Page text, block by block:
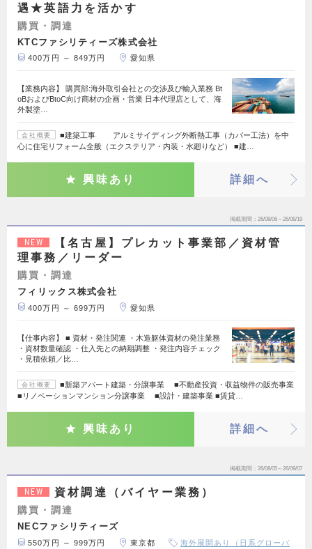
遇★英語力を活かす
購買・調達
KTCファシリティーズ株式会社
400万円 ～ 849万円 愛知県
【業務内容】 購買部:海外取引会社との交渉及び輸入業務 Bt
oBおよびBtoC向け商材の企画・営業 日本代理店として、海
外製塗…
会社概要
■建築工事 アルミサイディング外断熱工事（カバー工法）を中
心に住宅リフォーム全般（エクステリア・内装・水廻りなど） ■建…
興味あり 詳細へ
掲載期間 26/08/06～26/08/19
NEW
【名古屋】プレカット事業部／資材管
理事務／リーダー
購買・調達
フィリックス株式会社
400万円 ～ 699万円 愛知県
【仕事内容】 ■ 資材・発注関連 ・木造躯体資材の発注業務
・資材数量確認 ・仕入先との納期調整 ・発注内容チェック
・見積依頼／比…
会社概要
■新築アパート建築・分譲事業 ■不動産投資・収益物件の販売事業
■リノベーションマンション分譲事業 ■設計・建築事業 ■賃貸…
興味あり 詳細へ
掲載期間 26/08/05～26/09/07
NEW 資材調達（バイヤー業務）
購買・調達
NECファシリティーズ
550万円 ～ 999万円 東京都
海外展開あり（日系グローバ